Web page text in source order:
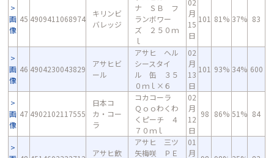
画
像
45 4909411068974
キリンビ
バレッジ
ナ ＳＢ フ
ランボワー
ズ ２５０ｍ
ｌ
02
月
15
日
101 81% 37% 83
画
像
46 4904230043829
アサヒビ
ール
アサヒ ヘル
シースタイ
ル 缶 ３５
０ｍｌ×６
02
月
13
日
101 93% 34% 600
画
像
47 4902102117555
日本コ
カ・コー
ラ
コカコーラ
Ｑｏｏわくわ
くピーチ ４
７０ｍｌ
02
月
12
日
98 86% 51% 84
アサヒ飲
アサヒ 三ツ
矢梅咲 ＰＥ
01
月